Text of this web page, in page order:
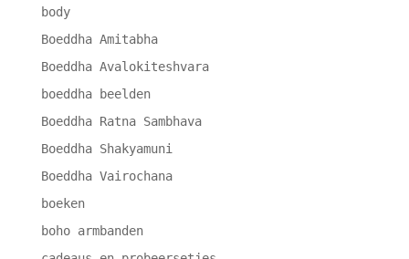
body
Boeddha Amitabha
Boeddha Avalokiteshvara
boeddha beelden
Boeddha Ratna Sambhava
Boeddha Shakyamuni
Boeddha Vairochana
boeken
boho armbanden